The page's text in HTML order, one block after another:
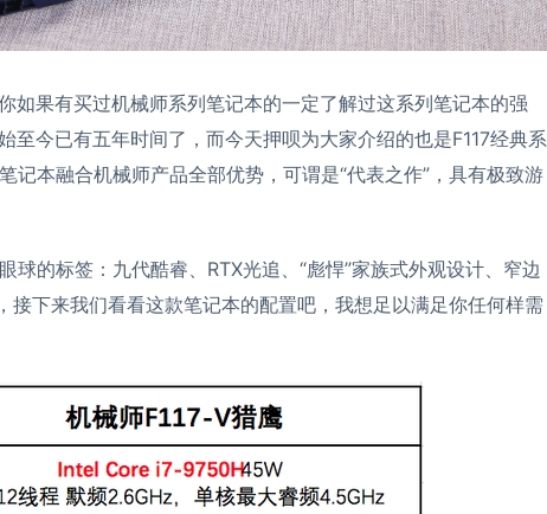
如果有买过机械师系列笔记本的一定了解过这系列笔记本的强
至今已有五年时间了，而今天押呗为大家介绍的也是F117经典系
记本融合机械师产品全部优势，可谓是“代表之作”，具有极致游
球的标签：九代酷睿、RTX光追、“彪悍”家族式外观设计、窄边
下来我们看看这款笔记本的配置吧，我想足以满足你任何样需